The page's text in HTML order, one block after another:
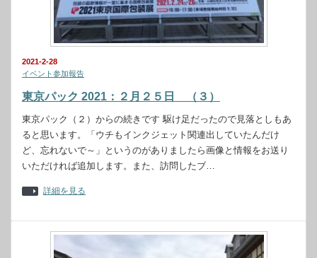
2021-2-28
イベント参加報告
東京パック 2021：２月２５日 （３）
東京パック（２）からの続きです 駆け足だったので見落としもあ
ると思います。「ウチもインクジェット関連出していたんだけ
ど、忘れないで～」というのがありましたら画像と情報をお送り
いただければ追加します。また、訪問したブ…
詳細を見る